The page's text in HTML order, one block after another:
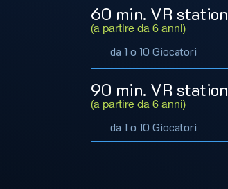
60 min. VR station
(a partire da 6 anni)
da 1 o 10 Giocatori
90 min. VR station
(a partire da 6 anni)
da 1 o 10 Giocatori